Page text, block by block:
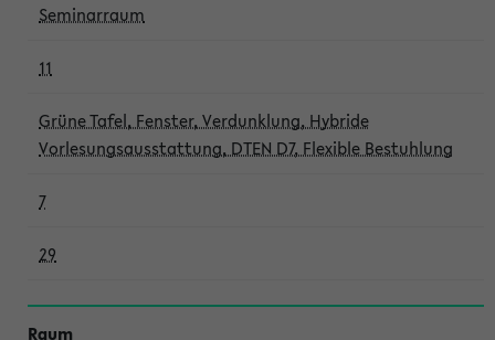
Seminarraum
11
Grüne Tafel, Fenster, Verdunklung, Hybride
Vorlesungsausstattung, DTEN D7, Flexible Bestuhlung
7
29